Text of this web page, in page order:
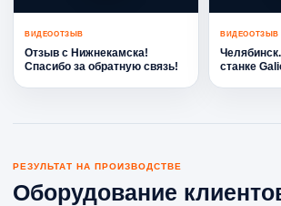
ВИДЕООТЗЫВ
Отзыв с Нижнекамска!
Спасибо за обратную связь!
ВИДЕООТЗЫВ
станке
РЕЗУЛЬТАТ НА ПРОИЗВОДСТВЕ
Оборудование